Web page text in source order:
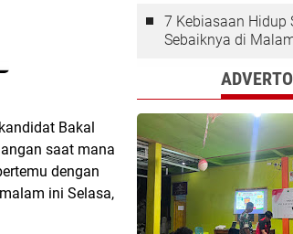
Bakal
saat mana
dengan
ini Selasa,
7 Kebiasaan Hidup
Sebaiknya di